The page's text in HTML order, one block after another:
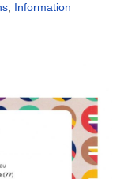
Information